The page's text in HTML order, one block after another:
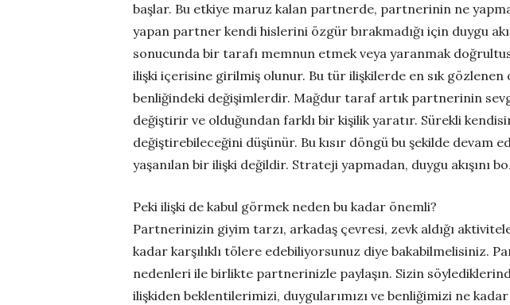
başlar. Bu etkiye maruz kalan partnerde, partnerinin ne
yapan partner kendi hislerini özgür bırakmadığı için duygu
sonucunda bir tarafı memnun etmek veya yaranmak
ilişki içerisine girilmiş olunur. Bu tür ilişkilerde en sık
benliğindeki değişimlerdir. Mağdur taraf artık partnerinin
değiştirir ve olduğundan farklı bir kişilik yaratır. Sürekli
değiştirebileceğini düşünür. Bu kısır döngü bu şekilde devam
yaşanılan bir ilişki değildir. Strateji yapmadan, duygu akışını
Peki ilişki de kabul görmek neden bu kadar önemli?
Partnerinizin giyim tarzı, arkadaş çevresi, zevk aldığı
kadar karşılıklı tölere edebiliyorsunuz diye bakabilmelisiniz.
nedenleri ile birlikte partnerinizle paylaşın. Sizin
ilişkiden beklentilerimizi, duygularımızı ve benliğimizi ne